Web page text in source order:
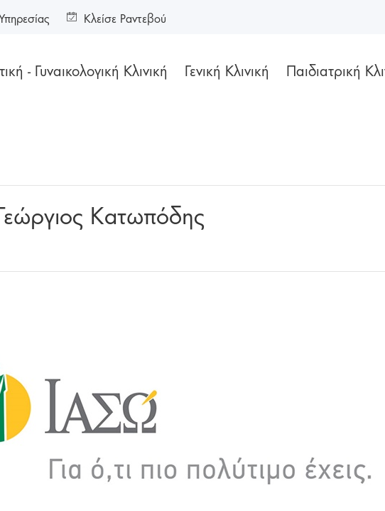
- Γυναικολογική Κλινική Γενική Κλινική Παιδιατρική
Κλείσε Ραντεβού
Κατωπόδης